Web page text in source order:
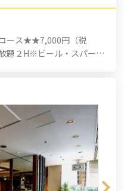
ース★★7,000円（税
２H※ビール・スパーク